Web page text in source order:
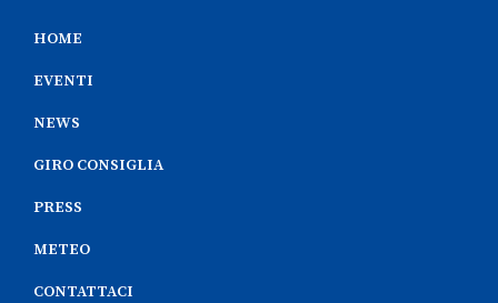
HOME
EVENTI
NEWS
GIRO CONSIGLIA
PRESS
METEO
CONTATTACI